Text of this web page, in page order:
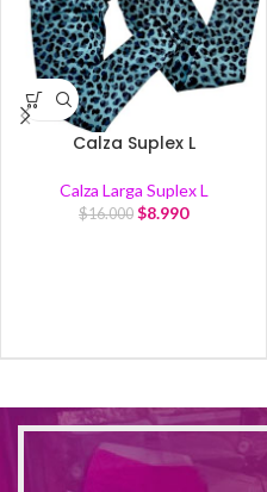
Calza Suplex L
Calza Larga Suplex L
$16.000 $8.990